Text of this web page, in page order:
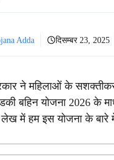
Adda दिसम्बर 23, 2025
ने महिलाओं के
बहिन योजना 2026 के
लेख में हम इस योजना के